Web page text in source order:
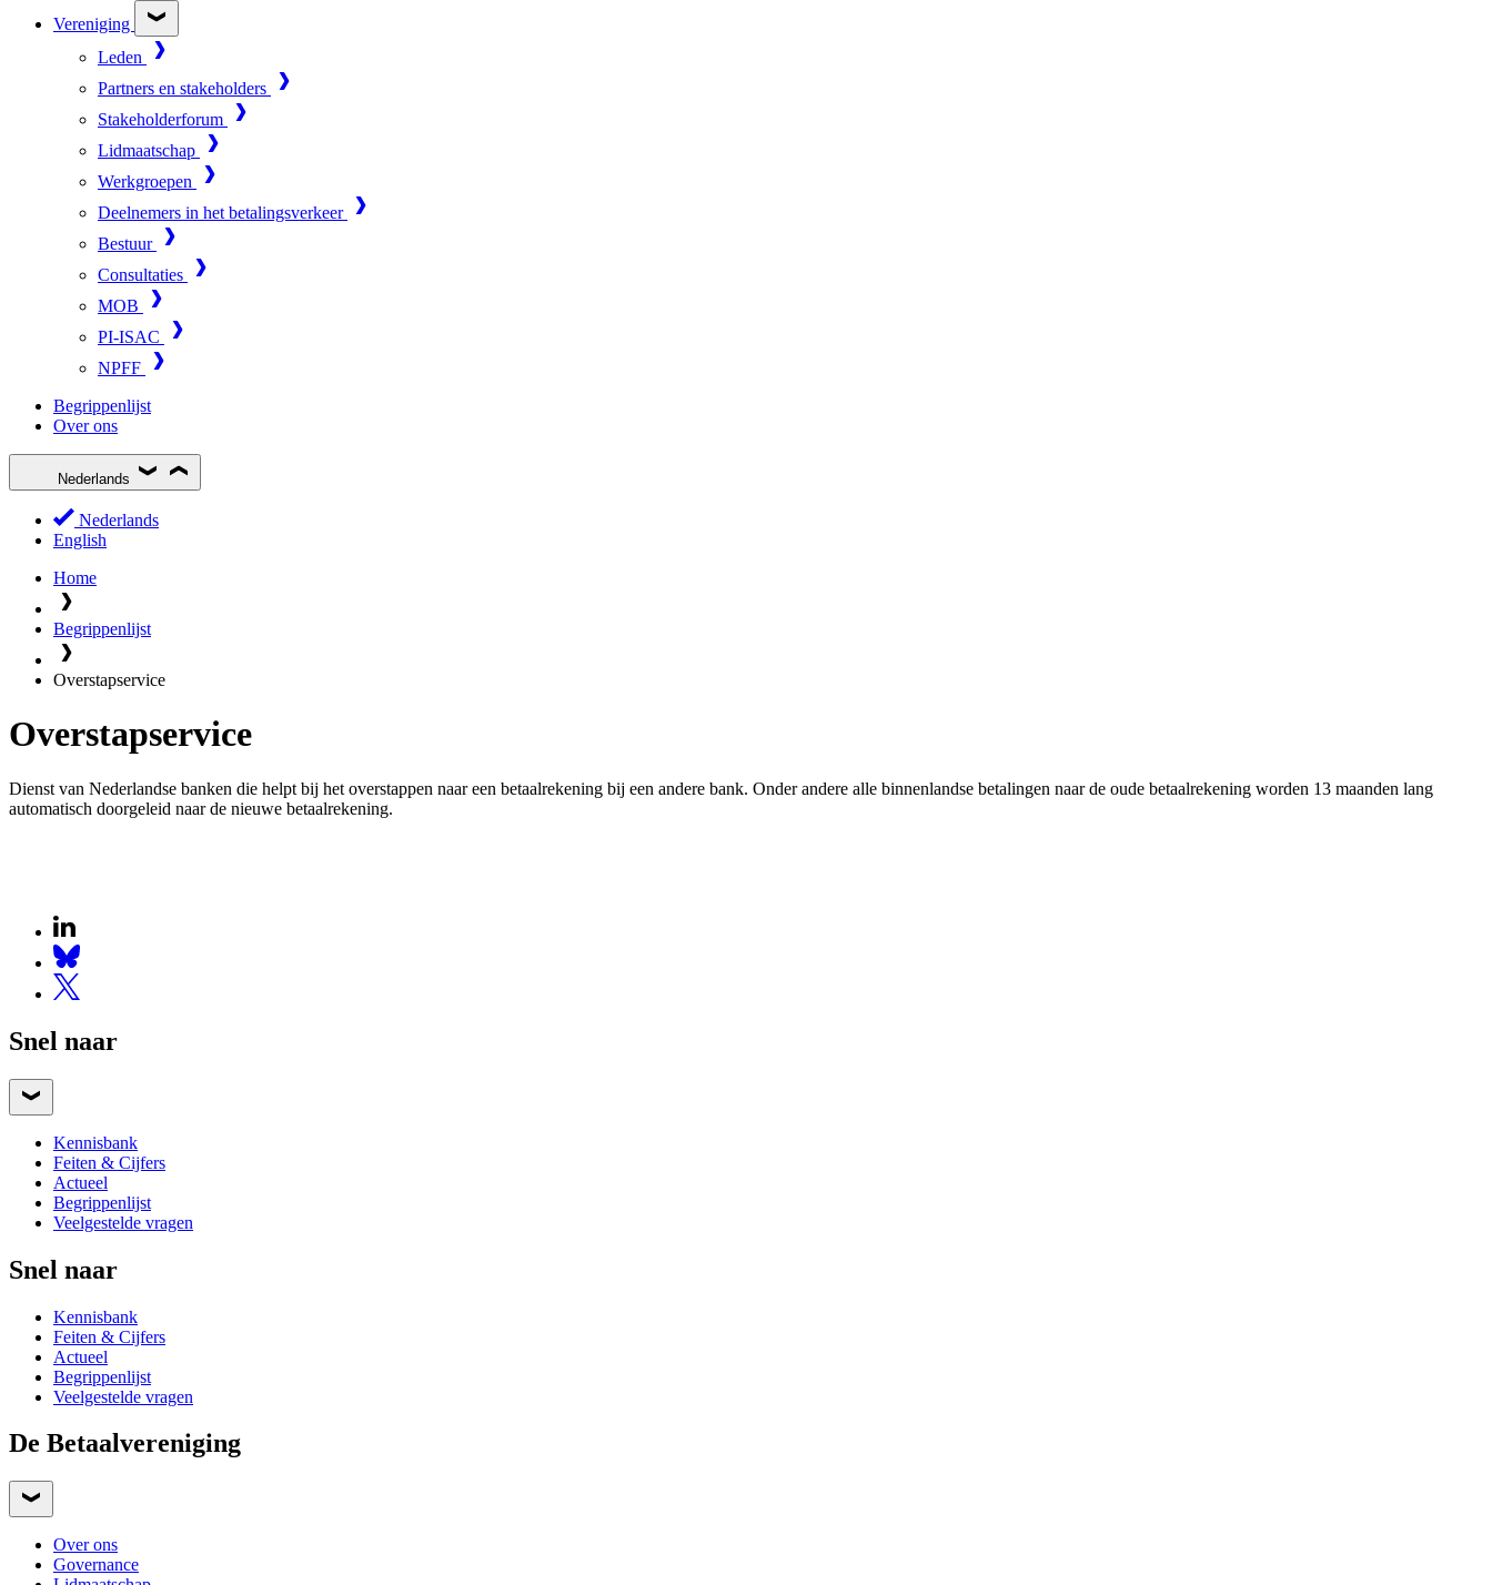
Vereniging
Leden
Partners en stakeholders
Stakeholderforum
Lidmaatschap
Werkgroepen
Deelnemers in het betalingsverkeer
Bestuur
Consultaties
MOB
PI-ISAC
NPFF
Begrippenlijst
Over ons
Nederlands
Nederlands
English
Home
Begrippenlijst
Overstapservice
Overstapservice
Dienst van Nederlandse banken die helpt bij het overstappen naar een betaalrekening bij een andere bank. Onder andere alle binnenlandse betalingen naar de oude betaalrekening worden 13 maanden lang
automatisch doorgeleid naar de nieuwe betaalrekening.
Snel naar
Kennisbank
Feiten & Cijfers
Actueel
Begrippenlijst
Veelgestelde vragen
Snel naar
Kennisbank
Feiten & Cijfers
Actueel
Begrippenlijst
Veelgestelde vragen
De Betaalvereniging
Over ons
Governance